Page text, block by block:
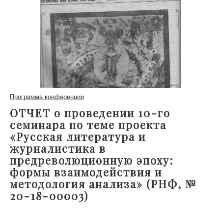
Программа конференции
ОТЧЕТ о проведении 10-го
семинара по теме проекта
«Русская литература и
журналистика в
предреволюционную эпоху:
формы взаимодействия и
методология анализа» (РНФ, №
20-18-00003)